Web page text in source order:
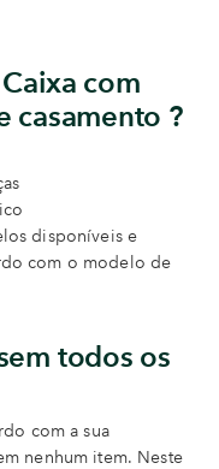
com
casamento ?
disponíveis e
com o modelo de
todos os
com a sua
nenhum item. Neste